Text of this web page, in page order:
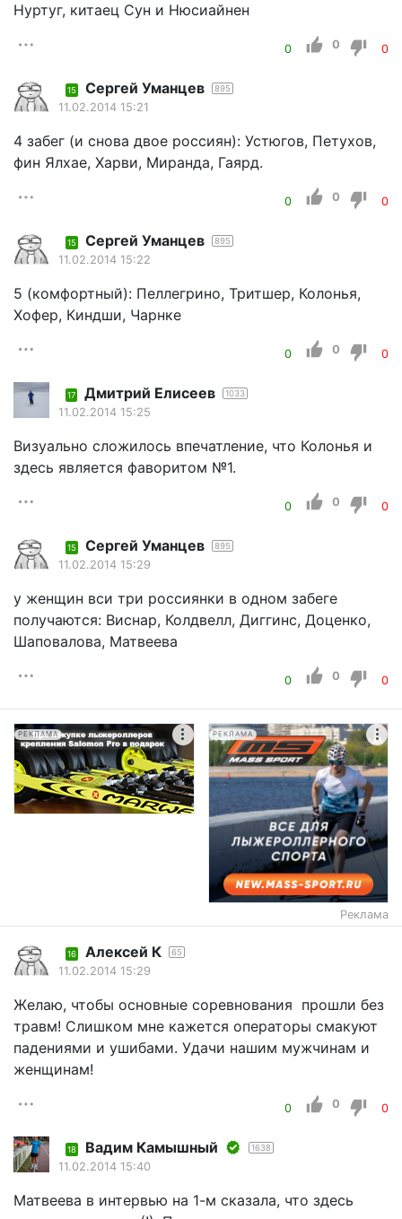
Нуртуг, китаец Сун и Нюсиайнен
0 0 0
15 Cергей Уманцев 895
11.02.2014 15:21
4 забег (и снова двое россиян): Устюгов, Петухов,
фин Ялхае, Харви, Миранда, Гаярд.
0 0 0
15 Cергей Уманцев 895
11.02.2014 15:22
5 (комфортный): Пеллегрино, Тритшер, Колонья,
Хофер, Киндши, Чарнке
0 0 0
17 Дмитрий Елисеев 1033
11.02.2014 15:25
Визуально сложилось впечатление, что Колонья и
здесь является фаворитом №1.
0 0 0
15 Cергей Уманцев 895
11.02.2014 15:29
у женщин вси три россиянки в одном забеге
получаются: Виснар, Колдвелл, Диггинс, Доценко,
Шаповалова, Матвеева
0 0 0
РЕКЛАМА РЕКЛАМА
Реклама
16 Алексей К 65
11.02.2014 15:29
Желаю, чтобы основные соревнования прошли без
травм! Слишком мне кажется операторы смакуют
падениями и ушибами. Удачи нашим мужчинам и
женщинам!
0 0 0
18 Вадим Камышный 1638
11.02.2014 15:40
Матвеева в интервью на 1-м сказала, что здесь